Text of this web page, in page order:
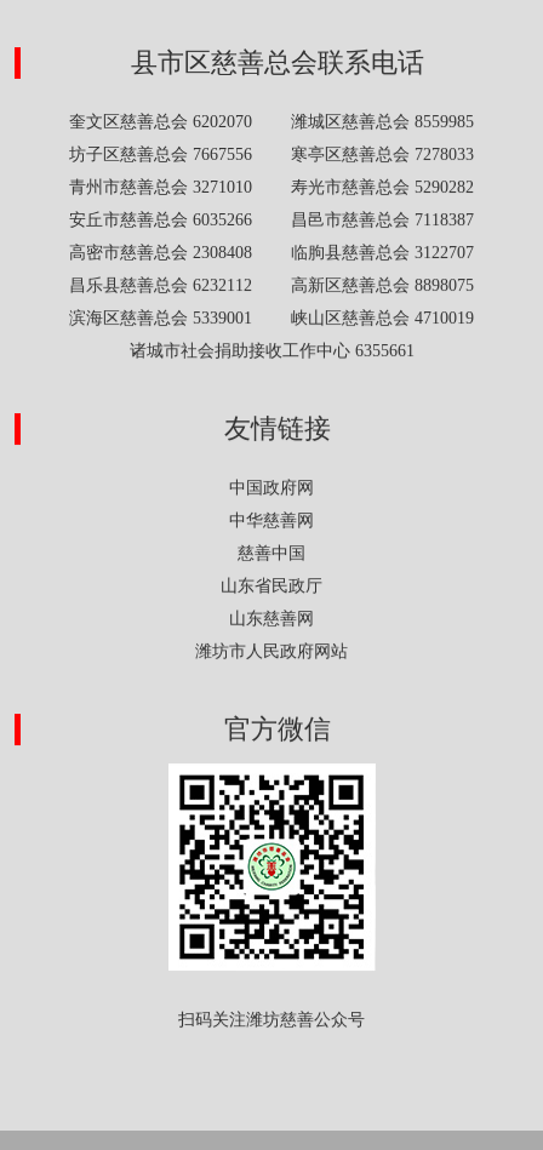
县市区慈善总会联系电话
奎文区慈善总会 6202070 潍城区慈善总会 8559985
坊子区慈善总会 7667556 寒亭区慈善总会 7278033
青州市慈善总会 3271010 寿光市慈善总会 5290282
安丘市慈善总会 6035266 昌邑市慈善总会 7118387
高密市慈善总会 2308408 临朐县慈善总会 3122707
昌乐县慈善总会 6232112 高新区慈善总会 8898075
滨海区慈善总会 5339001 峡山区慈善总会 4710019
诸城市社会捐助接收工作中心 6355661
友情链接
中国政府网
中华慈善网
慈善中国
山东省民政厅
山东慈善网
潍坊市人民政府网站
官方微信
扫码关注潍坊慈善公众号